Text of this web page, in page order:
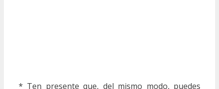
* Ten presente que, del mismo modo, puedes